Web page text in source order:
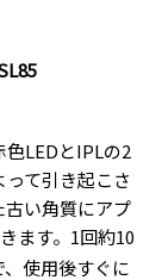
LEDとIPLの2
て引き起こさ
い角質にアプ
ます。1回約10
使用後すぐに